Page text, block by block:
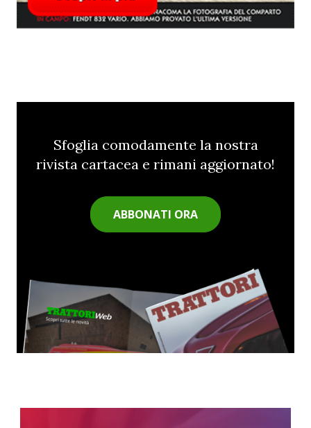
Sfoglia comodamente la nostra
rivista cartacea e rimani aggiornato!
ABBONATI ORA